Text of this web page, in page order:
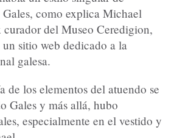
como explica Michael
del Museo Ceredigion,
sitio web dedicado a la
galesa.
de los elementos del atuendo se
Gales y más allá, hubo
especialmente en el vestido y